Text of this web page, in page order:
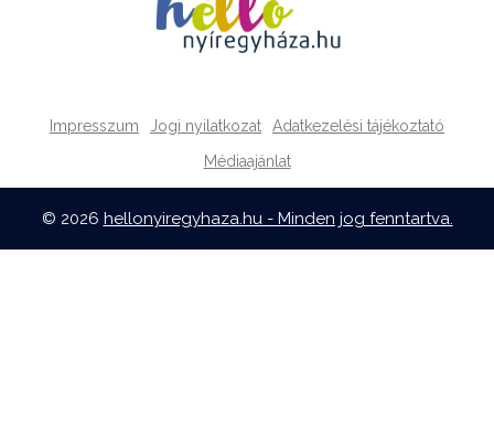
Impresszum Jogi nyilatkozat
Adatkezelési tájékoztató
Médiaajánlat
© 2026 hellonyiregyhaza.hu - Minden jog fenntartva.